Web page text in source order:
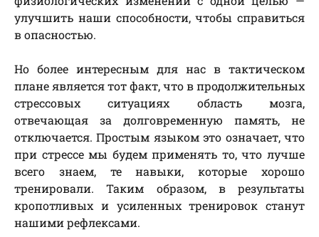
улучшить наши способности, чтобы справиться
в опасностью.
Но более интересным для нас в тактическом
плане является тот факт, что в продолжительных
стрессовых ситуациях область мозга,
отвечающая за долговременную память, не
отключается. Простым языком это означает, что
при стрессе мы будем применять то, что лучше
всего знаем, те навыки, которые хорошо
тренировали. Таким образом, в результаты
кропотливых и усиленных тренировок станут
нашими рефлексами.